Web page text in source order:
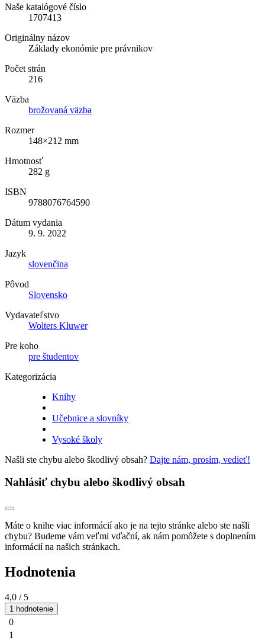
Naše katalógové číslo
1707413
Originálny názov
Základy ekonómie pre právnikov
Počet strán
216
Väzba
brožovaná väzba
Rozmer
148×212 mm
Hmotnosť
282 g
ISBN
9788076764590
Dátum vydania
9. 9. 2022
Jazyk
slovenčina
Pôvod
Slovensko
Vydavateľstvo
Wolters Kluwer
Pre koho
pre študentov
Kategorizácia
Knihy
Učebnice a slovníky
Vysoké školy
Našli ste chybu alebo škodlivý obsah? Dajte nám, prosím, vedieť!
Nahlásiť chybu alebo škodlivý obsah
Máte o knihe viac informácií ako je na tejto stránke alebo ste našli
chybu? Budeme vám veľmi vďační, ak nám pomôžete s doplnením
informácií na našich stránkach.
Hodnotenia
4,0 / 5
1 hodnotenie
0
1